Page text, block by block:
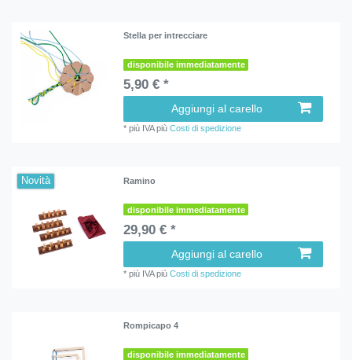
Stella per intrecciare
disponibile immediatamente
5,90 € *
Aggiungi al carello
*più IVApiùCosti di spedizione
Novità Ramino
disponibile immediatamente
29,90 € *
Aggiungi al carello
*più IVApiùCosti di spedizione
Rompicapo 4
disponibile immediatamente